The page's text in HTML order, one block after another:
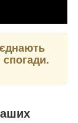
спогади.